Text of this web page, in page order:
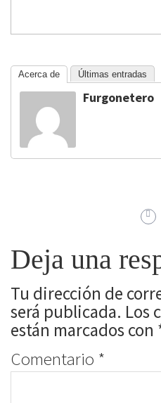
Acerca de Últimas entradas
Furgonetero
Deja una
Tu dirección de
será publicada. Los
están marcados con
Comentario *